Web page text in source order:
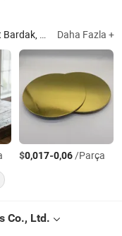
Kutular, Peçete, Kağıt Kap Daha Fazla +
$0,017-0,06/Parça
Co., Ltd.